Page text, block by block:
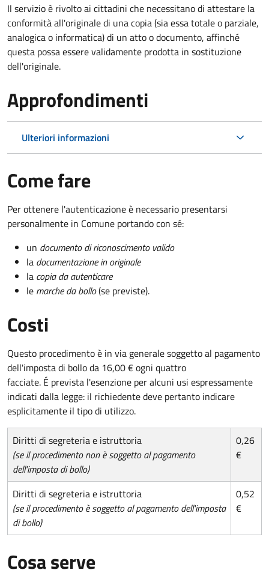
Il servizio è rivolto ai cittadini che necessitano di attestare la
conformità all'originale di una copia (sia essa totale o parziale,
analogica o informatica) di un atto o documento, affinché
questa possa essere validamente prodotta in sostituzione
dell'originale.
Approfondimenti
Ulteriori informazioni
Come fare
Per ottenere l'autenticazione è necessario presentarsi
personalmente in Comune portando con sé:
un documento di riconoscimento valido
la documentazione in originale
la copia da autenticare
le marche da bollo(se previste).
Costi
Questo procedimento è in via generale soggetto al pagamento
dell'imposta di bollo da 16,00 € ogni quattro
facciate. É prevista l'esenzione per alcuni usi espressamente
indicati dalla legge: il richiedente deve pertanto indicare
esplicitamente il tipo di utilizzo.
Diritti di segreteria e istruttoria
(se il procedimento non è soggetto al pagamento
dell'imposta di bollo)
0,26
€
Diritti di segreteria e istruttoria
(se il procedimento è soggetto al pagamento dell'imposta
di bollo)
0,52
€
Cosa serve